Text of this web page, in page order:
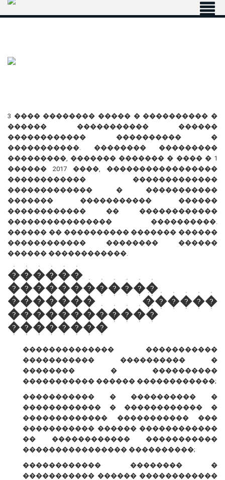
3 ���� �������� ����� � ���������� �
������ ����������� ������
������������ ���������� �
�����������. �������� ���������
���������, ������� ������� � ���� � 1
������ 2017 ����, �����������������
������������ �������������
������������� � �����������
������� ����������� ������
������������ �� ������������
���������������� ����������.
������ �� ���������� ������� ������
������������ �������� ������
������ ������������.
������
������������
������� ������
������������
��������
�������������� �����������
����������� ���������� �
�������� � ����������
����������� ������ ������������;
����������� � ���������� �
������������ � ������������ �
������������� ����������� ���
����������� ������ ������������
�� ������������ �����������
���������������� ����������;
������������ �������� �
����������� ������ ������������